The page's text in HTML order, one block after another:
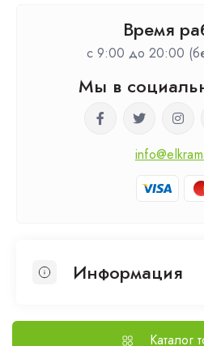
Время
c 9:00 до 20:00
Мы в
Информация
Выезд на замер
Каталог